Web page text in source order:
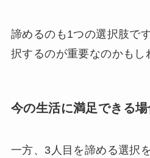
諦めるのも1つの選択肢で
択するのが重要なのかもし
今の生活に満足できる
一方、3人目を諦める選択